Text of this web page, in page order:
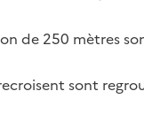
de 250 mètres
sont